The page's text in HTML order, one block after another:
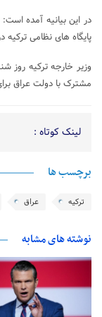
در این بیانیه آمده
پایگاه های نظامی
وزیر خارجه ترکیه روز
مشترک با دولت عراق
لینک کوتاه :
برچسب ها
ترکیه عراق
نوشته های مشابه